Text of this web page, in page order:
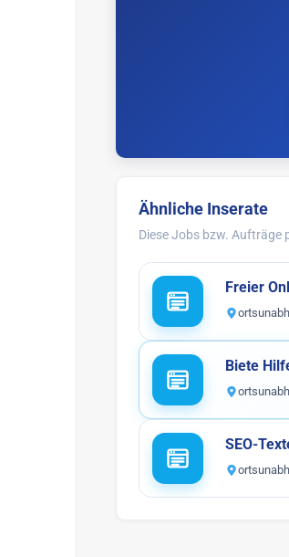
Ähnliche Inserate
Diese Jobs bzw. Aufträge
Freier
Biete
SEO-